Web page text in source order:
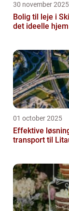
30 november 2025
Bolig til leje i
det ideelle hjem
01 october 2025
Effektive
transport til